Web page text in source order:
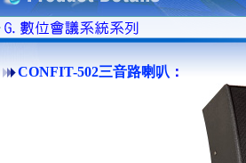
CONFIT-502三音路喇叭 ：